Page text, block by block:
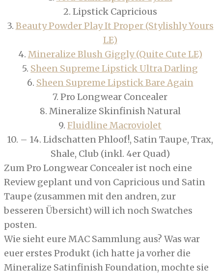
2. Lipstick Capricious
3. Beauty Powder Play It Proper (Stylishly Yours
LE)
4. Mineralize Blush Giggly (Quite Cute LE)
5. Sheen Supreme Lipstick Ultra Darling
6. Sheen Supreme Lipstick Bare Again
7. Pro Longwear Concealer
8. Mineralize Skinfinish Natural
9. Fluidline Macroviolet
10. – 14. Lidschatten Phloof!, Satin Taupe, Trax,
Shale, Club (inkl. 4er Quad)
Zum Pro Longwear Concealer ist noch eine
Review geplant und von Capricious und Satin
Taupe (zusammen mit den andren, zur
besseren Übersicht) will ich noch Swatches
posten.
Wie sieht eure MAC Sammlung aus? Was war
euer erstes Produkt (ich hatte ja vorher die
Mineralize Satinfinish Foundation, mochte sie